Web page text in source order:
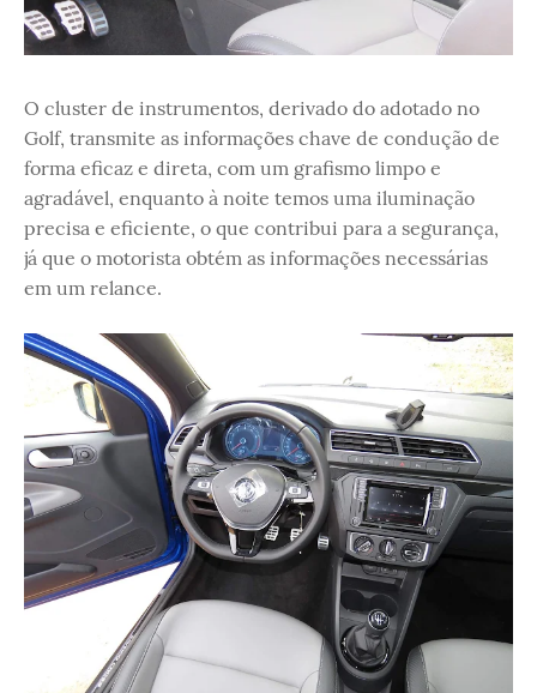
O cluster de instrumentos, derivado do adotado no
Golf, transmite as informações chave de condução de
forma eficaz e direta, com um grafismo limpo e
agradável, enquanto à noite temos uma iluminação
precisa e eficiente, o que contribui para a segurança,
já que o motorista obtém as informações necessárias
em um relance.